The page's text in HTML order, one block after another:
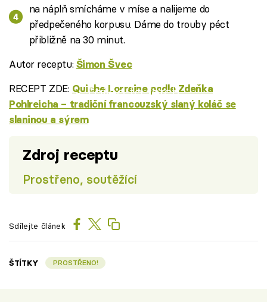
na náplň smícháme v míse a nalijeme do
předpečeného korpusu. Dáme do trouby péct
přibližně na 30 minut.
Autor receptu: Šimon Švec
Failed to fetch
RECEPT ZDE: Quiche Lorraine podle Zdeňka
Pohlreicha – tradiční francouzský slaný koláč se
slaninou a sýrem
Zdroj receptu
Prostřeno, soutěžící
Sdílejte článek
ŠTÍTKY PROSTŘENO!